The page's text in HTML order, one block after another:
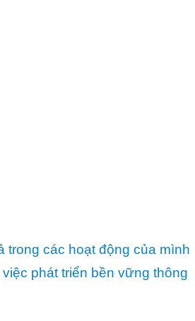
trong các hoạt động của mình
phát triển bền vững thông